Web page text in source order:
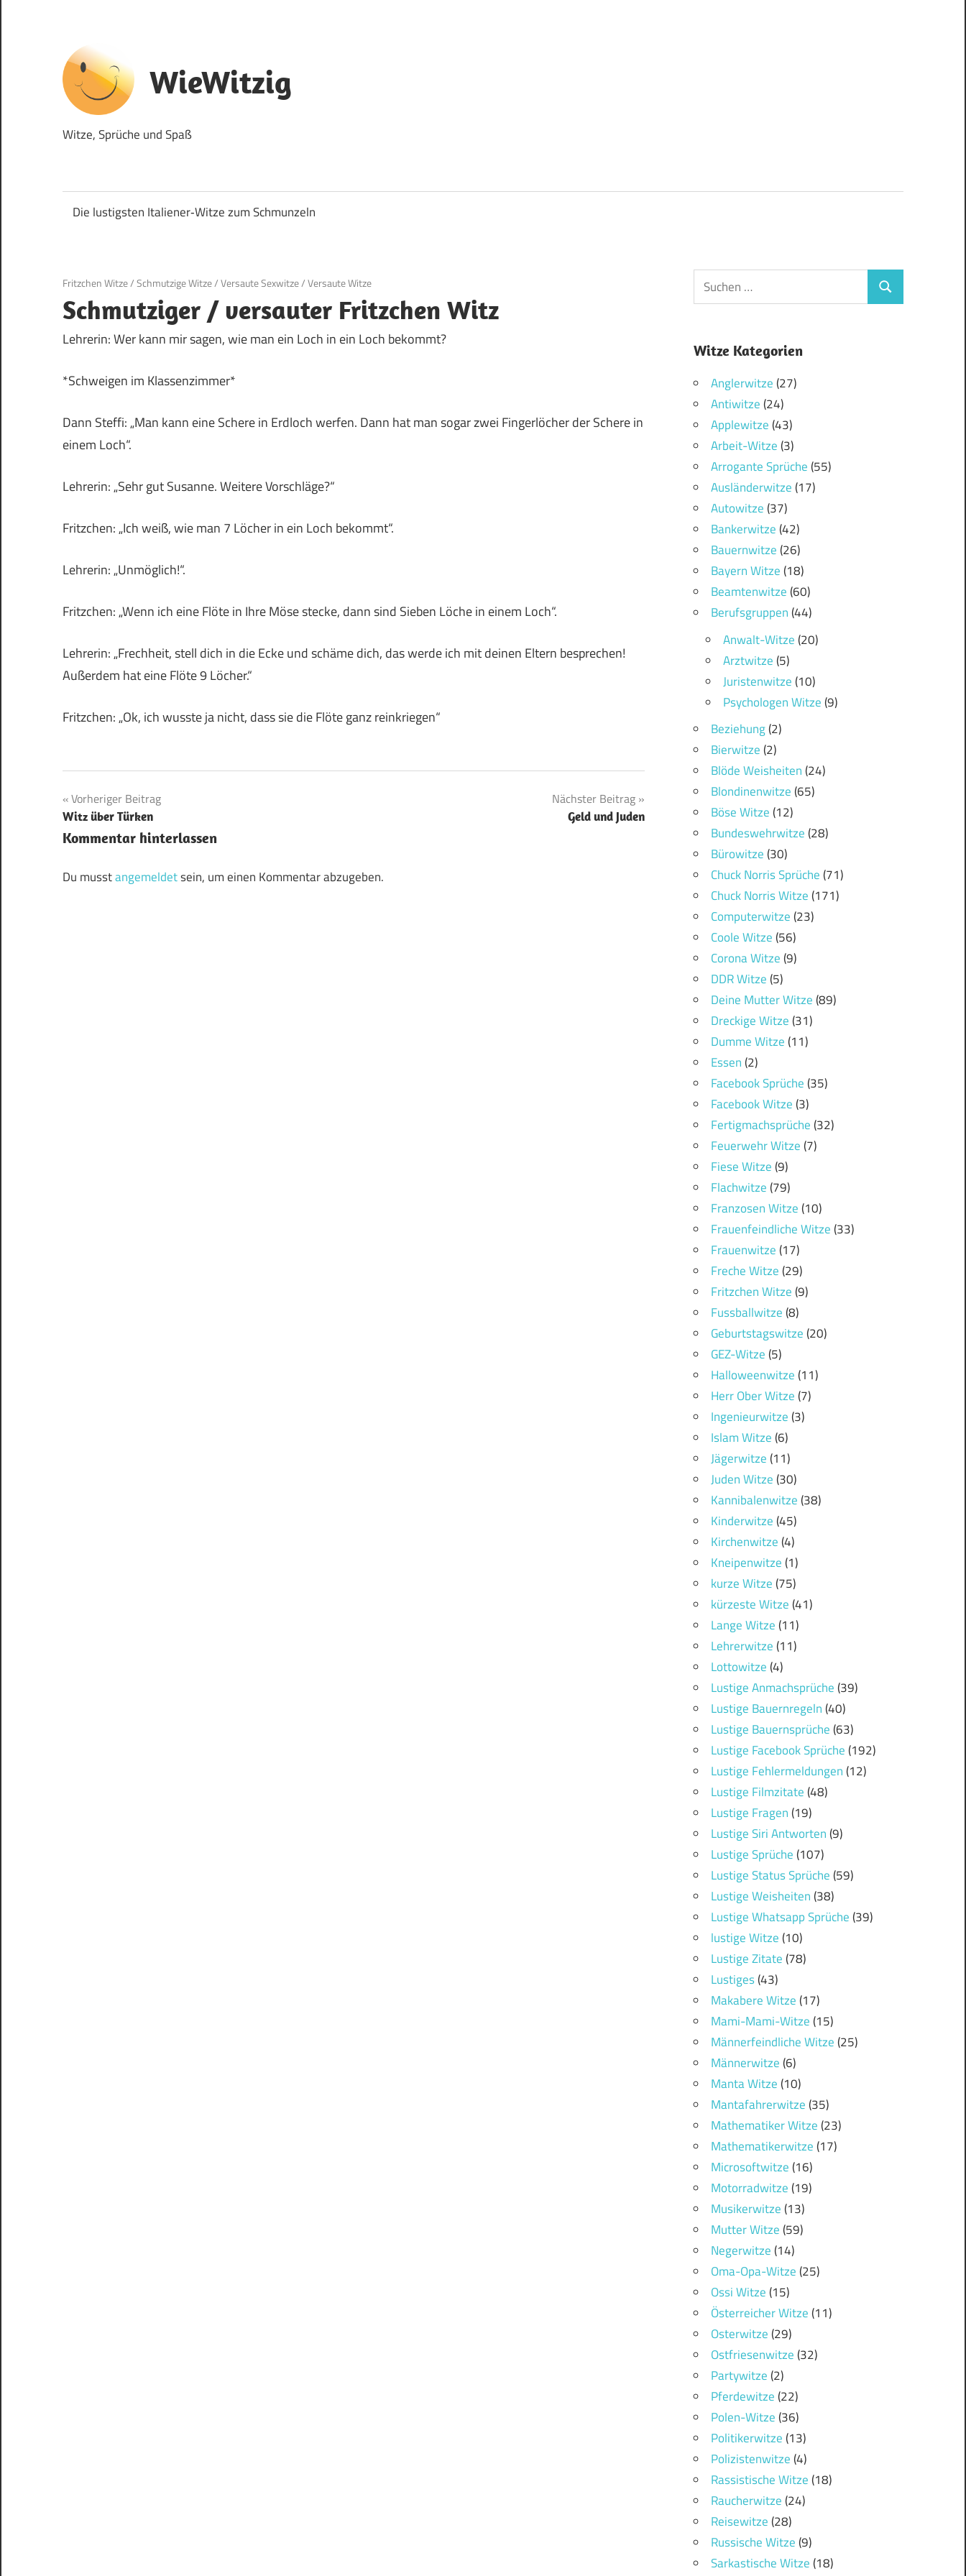
springen
WieWitzig
Witze, Sprüche und Spaß
Die lustigsten Italiener‑Witze zum Schmunzeln
19. Juni 2020
Fritzchen Witze/Schmutzige Witze/Versaute Sexwitze/Versaute Witze
Schmutziger / versauter Fritzchen Witz
Lehrerin: Wer kann mir sagen, wie man ein Loch in ein Loch bekommt?
*Schweigen im Klassenzimmer*
Dann Steffi: „Man kann eine Schere in Erdloch werfen. Dann hat man sogar zwei Fingerlöcher der Schere in
einem Loch“.
Lehrerin: „Sehr gut Susanne. Weitere Vorschläge?“
Fritzchen: „Ich weiß, wie man 7 Löcher in ein Loch bekommt“.
Lehrerin: „Unmöglich!“.
Fritzchen: „Wenn ich eine Flöte in Ihre Möse stecke, dann sind Sieben Löche in einem Loch“.
Lehrerin: „Frechheit, stell dich in die Ecke und schäme dich, das werde ich mit deinen Eltern besprechen!
Außerdem hat eine Flöte 9 Löcher.“
Fritzchen: „Ok, ich wusste ja nicht, dass sie die Flöte ganz reinkriegen“
Beitragsnavigation
Vorheriger Beitrag
Witz über Türken
Nächster Beitrag
Geld und Juden
Kommentar hinterlassen
Du musstangemeldetsein, um einen Kommentar abzugeben.
Witze Kategorien
Anglerwitze(27)
Antiwitze(24)
Applewitze(43)
Arbeit-Witze(3)
Arrogante Sprüche(55)
Ausländerwitze(17)
Autowitze(37)
Bankerwitze(42)
Bauernwitze(26)
Bayern Witze(18)
Beamtenwitze(60)
Berufsgruppen(44)
Anwalt-Witze(20)
Arztwitze(5)
Juristenwitze(10)
Psychologen Witze(9)
Beziehung(2)
Bierwitze(2)
Blöde Weisheiten(24)
Blondinenwitze(65)
Böse Witze(12)
Bundeswehrwitze(28)
Bürowitze(30)
Chuck Norris Sprüche(71)
Chuck Norris Witze(171)
Computerwitze(23)
Coole Witze(56)
Corona Witze(9)
DDR Witze(5)
Deine Mutter Witze(89)
Dreckige Witze(31)
Dumme Witze(11)
Essen(2)
Facebook Sprüche(35)
Facebook Witze(3)
Fertigmachsprüche(32)
Feuerwehr Witze(7)
Fiese Witze(9)
Flachwitze(79)
Franzosen Witze(10)
Frauenfeindliche Witze(33)
Frauenwitze(17)
Freche Witze(29)
Fritzchen Witze(9)
Fussballwitze(8)
Geburtstagswitze(20)
GEZ-Witze(5)
Halloweenwitze(11)
Herr Ober Witze(7)
Ingenieurwitze(3)
Islam Witze(6)
Jägerwitze(11)
Juden Witze(30)
Kannibalenwitze(38)
Kinderwitze(45)
Kirchenwitze(4)
Kneipenwitze(1)
kurze Witze(75)
kürzeste Witze(41)
Lange Witze(11)
Lehrerwitze(11)
Lottowitze(4)
Lustige Anmachsprüche(39)
Lustige Bauernregeln(40)
Lustige Bauernsprüche(63)
Lustige Facebook Sprüche(192)
Lustige Fehlermeldungen(12)
Lustige Filmzitate(48)
Lustige Fragen(19)
Lustige Siri Antworten(9)
Lustige Sprüche(107)
Lustige Status Sprüche(59)
Lustige Weisheiten(38)
Lustige Whatsapp Sprüche(39)
lustige Witze(10)
Lustige Zitate(78)
Lustiges(43)
Makabere Witze(17)
Mami-Mami-Witze(15)
Männerfeindliche Witze(25)
Männerwitze(6)
Manta Witze(10)
Mantafahrerwitze(35)
Mathematiker Witze(23)
Mathematikerwitze(17)
Microsoftwitze(16)
Motorradwitze(19)
Musikerwitze(13)
Mutter Witze(59)
Negerwitze(14)
Oma-Opa-Witze(25)
Ossi Witze(15)
Österreicher Witze(11)
Osterwitze(29)
Ostfriesenwitze(32)
Partywitze(2)
Pferdewitze(22)
Polen-Witze(36)
Politikerwitze(13)
Polizistenwitze(4)
Rassistische Witze(18)
Raucherwitze(24)
Reisewitze(28)
Russische Witze(9)
Sarkastische Witze(18)